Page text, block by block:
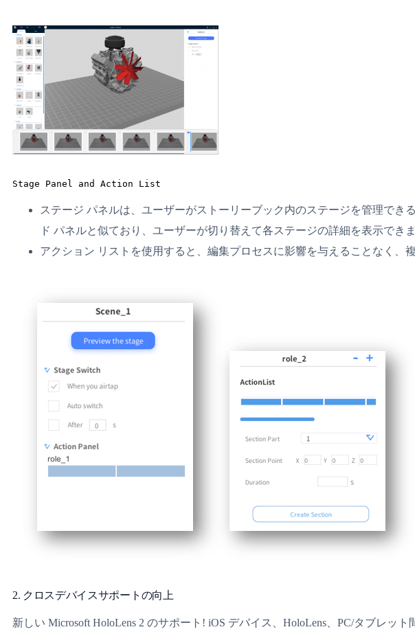
Stage Panel and Action List
ステージ パネルは、ユーザーがストーリーブック内のステージを管理でき
ド パネルと似ており、ユーザーが切り替えて各ステージの詳細を表示できま
アクション リストを使用すると、編集プロセスに影響を与えることなく、
2. クロスデバイスサポートの向上
新しい Microsoft HoloLens 2 のサポート! iOS デバイス、HoloLens、PC/タブレ